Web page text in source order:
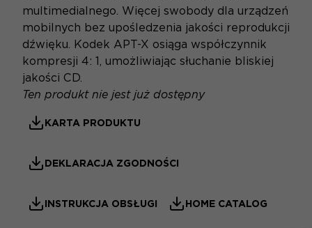
multimedialnego. Więcej swobody dla urządzeń
mobilnych bez upośledzenia jakości reprodukcji
dźwięku. Kodek APT-X osiąga współczynnik
kompresji 4: 1, umożliwiając słuchanie bliskiej
jakości CD.
Ten produkt nie jest już dostępny
KARTA PRODUKTU
DEKLARACJA ZGODNOŚCI
INSTRUKCJA OBSŁUGI HOME CATALOG